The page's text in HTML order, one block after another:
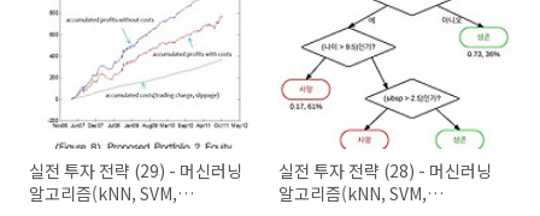
실전 투자 전략 (29) - 머신러닝
알고리즘(kNN, SVM,
실전 투자 전략 (28) - 머신러닝
알고리즘(kNN, SVM,